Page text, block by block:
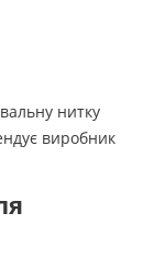
нитку
виробник